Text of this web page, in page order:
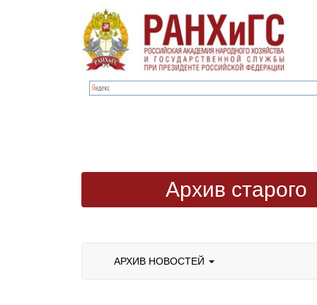
Архив старого
АРХИВ НОВОСТЕЙ